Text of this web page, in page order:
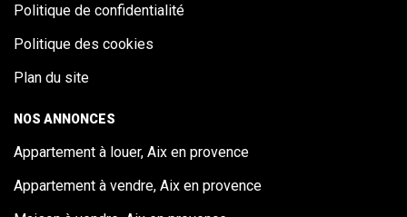
Politique de confidentialité
Politique des cookies
Plan du site
NOS ANNONCES
Appartement à louer, Aix en provence
Appartement à vendre, Aix en provence